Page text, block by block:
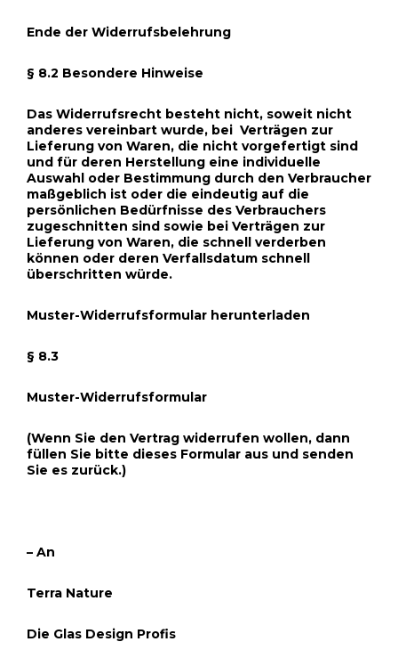
Ende der Widerrufsbelehrung
§ 8.2 Besondere Hinweise
Das Widerrufsrecht besteht nicht, soweit nicht
anderes vereinbart wurde, bei Verträgen zur
Lieferung von Waren, die nicht vorgefertigt sind
und für deren Herstellung eine individuelle
Auswahl oder Bestimmung durch den Verbraucher
maßgeblich ist oder die eindeutig auf die
persönlichen Bedürfnisse des Verbrauchers
zugeschnitten sind sowie bei Verträgen zur
Lieferung von Waren, die schnell verderben
können oder deren Verfallsdatum schnell
überschritten würde.
Muster-Widerrufsformular herunterladen
§ 8.3
Muster-Widerrufsformular
(Wenn Sie den Vertrag widerrufen wollen, dann
füllen Sie bitte dieses Formular aus und senden
Sie es zurück.)
– An
Terra Nature
Die Glas Design Profis